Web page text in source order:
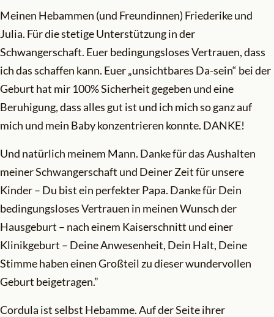
Meinen Hebammen (und Freundinnen) Friederike und
Julia. Für die stetige Unterstützung in der
Schwangerschaft. Euer bedingungsloses Vertrauen, dass
ich das schaffen kann. Euer „unsichtbares Da-sein“ bei der
Geburt hat mir 100% Sicherheit gegeben und eine
Beruhigung, dass alles gut ist und ich mich so ganz auf
mich und mein Baby konzentrieren konnte. DANKE!
Und natürlich meinem Mann. Danke für das Aushalten
meiner Schwangerschaft und Deiner Zeit für unsere
Kinder – Du bist ein perfekter Papa. Danke für Dein
bedingungsloses Vertrauen in meinen Wunsch der
Hausgeburt – nach einem Kaiserschnitt und einer
Klinikgeburt – Deine Anwesenheit, Dein Halt, Deine
Stimme haben einen Großteil zu dieser wundervollen
Geburt beigetragen.”
Cordula ist selbst Hebamme. Auf der Seite ihrer